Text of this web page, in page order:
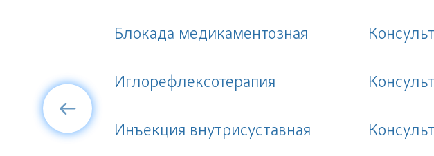
Блокада медикаментозная
Иглорефлексотерапия
Инъекция внутрисуставная